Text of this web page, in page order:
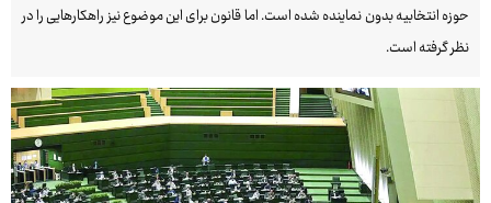
حوزه انتخابیه بدون نماینده شده است. اما قانون برای این موضوع نیز راهکارهایی را در
نظر گرفته است.